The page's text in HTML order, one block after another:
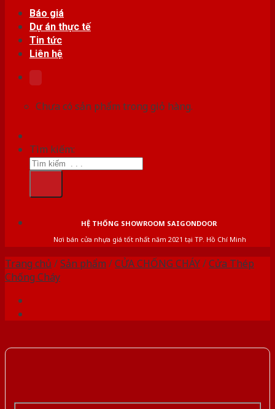
Báo giá
Dự án thực tế
Tin tức
Liên hệ
Chưa có sản phẩm trong giỏ hàng.
Tìm kiếm:
HỆ THỐNG SHOWROOM SAIGONDOOR
Nơi bán cửa nhựa giá tốt nhất năm 2021 tại TP. Hồ Chí Minh
Trang chủ /Sản phẩm /CỬA CHỐNG CHÁY/Cửa Thép
Chống Cháy